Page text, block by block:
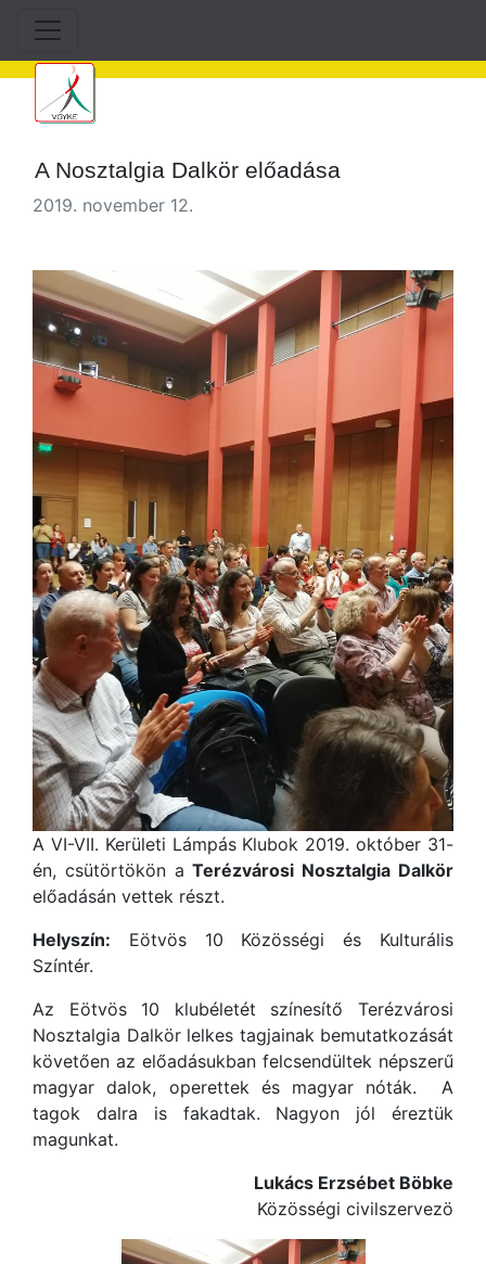
A Nosztalgia Dalkör előadása
2019. november 12.
A VI-VII. Kerületi Lámpás Klubok 2019. október 31-
én, csütörtökön aTerézvárosi Nosztalgia Dalkör
előadásán vettek részt.
Helyszín: Eötvös 10 Közösségi és Kulturális
Színtér.
Az Eötvös 10 klubéletét színesítő Terézvárosi
Nosztalgia Dalkör lelkes tagjainak bemutatkozását
követően az előadásukban felcsendültek népszerű
magyar dalok, operettek és magyar nóták. A
tagok dalra is fakadtak. Nagyon jól éreztük
magunkat.
Lukács Erzsébet Böbke
Közösségi civilszervezö